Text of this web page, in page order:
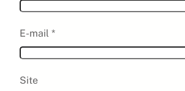
E-mail *
Site